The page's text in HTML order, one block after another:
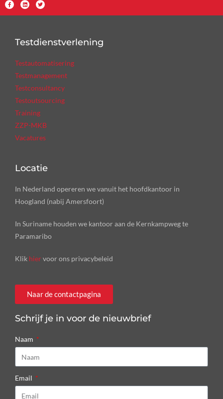
Testdienstverlening
Testautomatisering
Testmanagement
Testconsultancy
Testoutsourcing
Training
ZZP-MKB
Vacatures
Locatie
In Nederland opereren we vanuit het hoofdkantoor in
Hoogland (nabij Amersfoort)
In Suriname houden we kantoor aan de Kernkampweg te
Paramaribo
Klik hiervoor ons privacybeleid
Naar de contactpagina
Schrijf je in voor de nieuwbrief
Naam
Email